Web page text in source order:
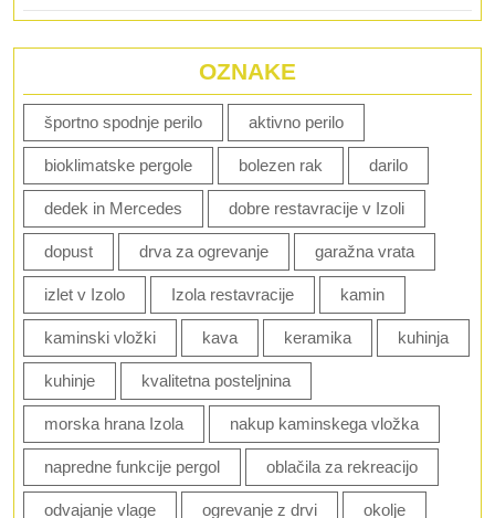
OZNAKE
športno spodnje perilo aktivno perilo
bioklimatske pergole bolezen rak darilo
dedek in Mercedes dobre restavracije v Izoli
dopust drva za ogrevanje garažna vrata
izlet v Izolo Izola restavracije kamin
kaminski vložki kava keramika kuhinja
kuhinje kvalitetna posteljnina
morska hrana Izola nakup kaminskega vložka
napredne funkcije pergol oblačila za rekreacijo
odvajanje vlage ogrevanje z drvi okolje